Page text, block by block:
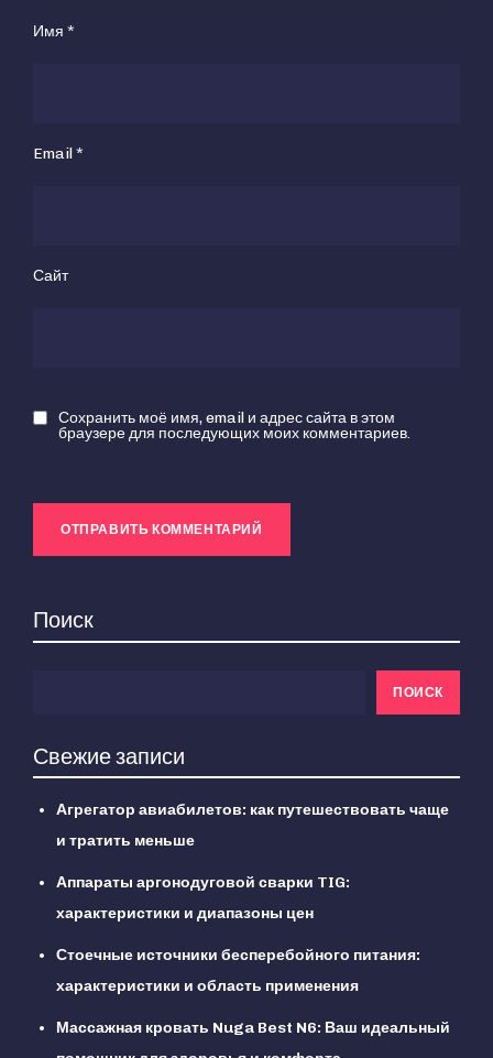
Имя *
Email*
Сайт
Сохранить моё имя, email и адрес сайта в этом
браузере для последующих моих комментариев.
Поиск
ПОИСК
Свежие записи
Агрегатор авиабилетов: как путешествовать чаще
и тратить меньше
Аппараты аргонодуговой сварки TIG:
характеристики и диапазоны цен
Стоечные источники бесперебойного питания:
характеристики и область применения
Массажная кровать Nuga Best N6: Ваш идеальный